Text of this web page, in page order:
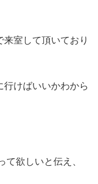
室して頂いており
行けばいいかわから
て欲しいと伝え、